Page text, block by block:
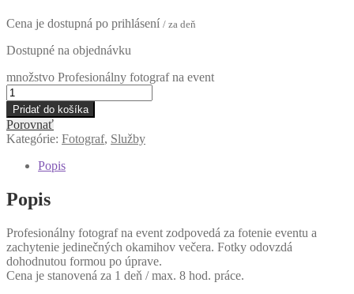
Cena je dostupná po prihlásení / za deň
Dostupné na objednávku
množstvo Profesionálny fotograf na event
Pridať do košíka
Porovnať
Kategórie: Fotograf, Služby
Popis
Popis
Profesionálny fotograf na event zodpovedá za fotenie eventu a
zachytenie jedinečných okamihov večera. Fotky odovzdá
dohodnutou formou po úprave.
Cena je stanovená za 1 deň / max. 8 hod. práce.